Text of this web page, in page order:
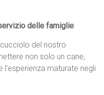
delle famiglie
del nostro
non solo un cane,
maturate negli